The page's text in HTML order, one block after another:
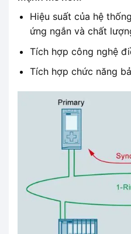
Hiệu suất của hệ
ứng ngắn và chất
Tích hợp công nghệ
Tích hợp chức năng